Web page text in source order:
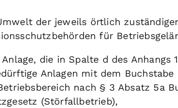
der jeweils örtlich
für
die in Spalte d des Anhangs
Anlagen mit dem
nach § 3 Absatz 5a
(Störfallbetrieb),